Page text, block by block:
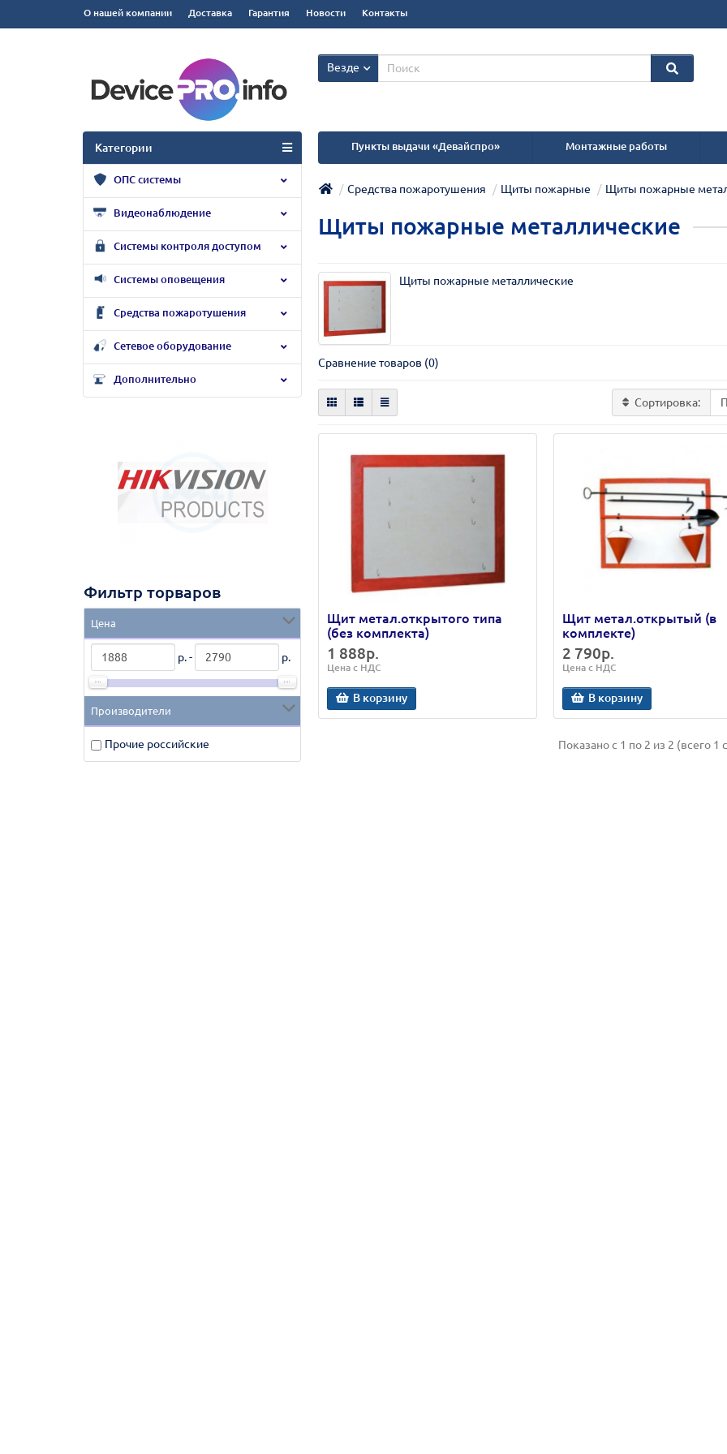
О нашей компании Доставка Гарантия Новости Контакты
Везде
Пункты выдачи «Девайспро» Монтажные работы
Категории
ОПС системы
Видеонаблюдение
Системы контроля доступом
Системы оповещения
Средства пожаротушения
Сетевое оборудование
Дополнительно
Средства пожаротушения Щиты пожарные Щиты пожарные
Фильтр торваров
Цена
р. - р.
Производители
Прочие российские
Щиты пожарные металлические
Щиты пожарные металлические
Сравнение товаров (0)
Сортировка:
Щит метал.открытого типа
(без комплекта)
1 888р.
Цена с НДС
В корзину
Щит метал.открытый (в
комплекте)
2 790р.
Цена с НДС
В корзину
Показано с 1 по 2 из 2 (всего 1